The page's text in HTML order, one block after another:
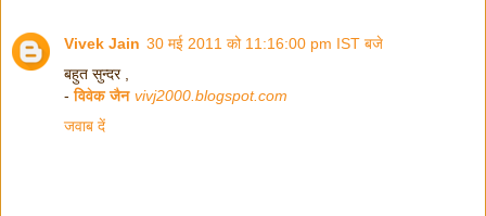
Vivek Jain 30 मई 2011 को 11:16:00 pm IST बजे
बहुत सुन्दर ,
- विवेक जैन vivj2000.blogspot.com
जवाब दें